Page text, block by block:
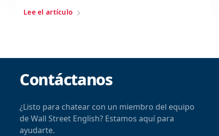
Lee el artículo
Contáctanos
¿Listo para chatear con un miembro del equipo
de Wall Street English? Estamos aquí para
ayudarte.